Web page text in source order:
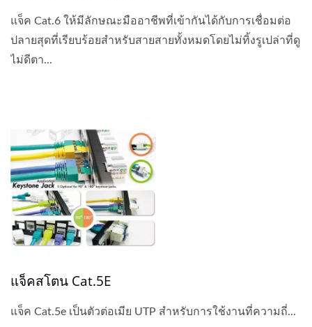
แจ็ค Cat.6 ให้มีลักษณะมืออาชีพที่เข้ากันได้กับการเชื่อมต่อ
ปลายสุดที่เรียบร้อยสำหรับสายสายทั้งหมดโดยไม่ทิ้งรูเปล่าที่ดู
ไม่ดีตา...
แจ็คสโตน Cat.5E
แจ็ค Cat.5e เป็นตัวต่อเมีย UTP สำหรับการใช้งานที่ความถี่...